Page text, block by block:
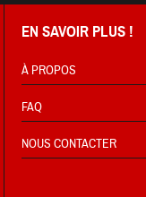
EN SAVOIR PLUS !
À PROPOS
FAQ
NOUS CONTACTER